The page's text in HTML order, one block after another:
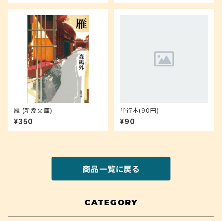
雁 (新潮文庫)
¥350
単行本(90円)
¥90
商品一覧に戻る
CATEGORY